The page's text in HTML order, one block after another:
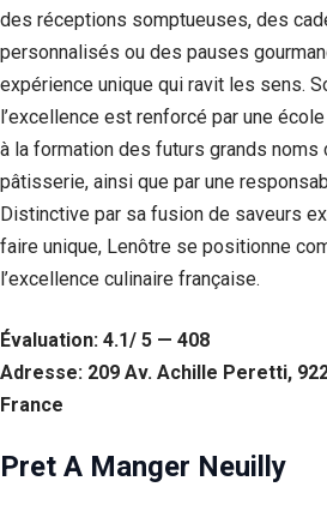
des réceptions somptueuses, des
personnalisés ou des pauses
expérience unique qui ravit les sens.
l’excellence est renforcé par une
à la formation des futurs grands noms
pâtisserie, ainsi que par une
Distinctive par sa fusion de saveurs
faire unique, Lenôtre se positionne
l’excellence culinaire française.
Évaluation: 4.1/ 5 — 408
Adresse: 209 Av. Achille Peretti,
France
Pret A Manger Neuilly
aussi bien que
possible lors
de votre visite.
Si vous
cookies,
certaines
fonctionnalités
disparaîtront
du site Web.
votre intérêt et
votre
lorsque vous
site, vous
augmentez les